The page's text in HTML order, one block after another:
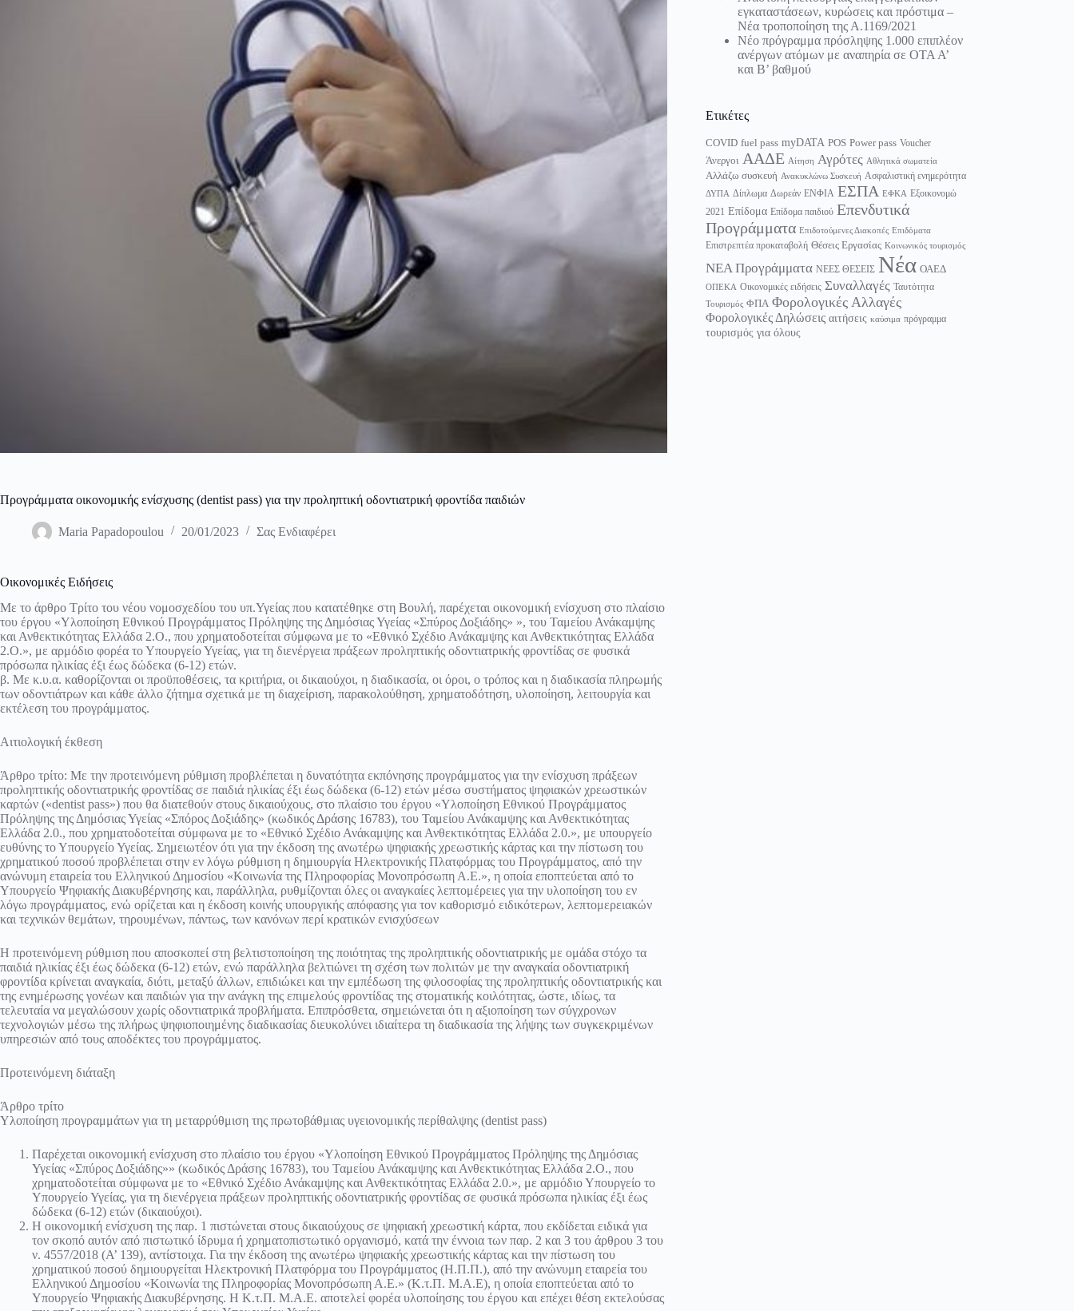
Προγράμματα οικονομικής ενίσχυσης (dentist pass) για την προληπτική οδοντιατρική φροντίδα παιδιών
Maria Papadopoulou 20/01/2023 Σας Ενδιαφέρει
Οικονομικές Ειδήσεις
Με το άρθρο Τρίτο του νέου νομοσχεδίου του υπ.Υγείας που κατατέθηκε στη Βουλή, παρέχεται οικονομική ενίσχυση στο πλαίσιο
του έργου «Υλοποίηση Εθνικού Προγράμματος Πρόληψης της Δημόσιας Υγείας «Σπύρος Δοξιάδης» », του Ταμείου Ανάκαμψης
και Ανθεκτικότητας Ελλάδα 2.Ο., που χρηματοδοτείται σύμφωνα με το «Εθνικό Σχέδιο Ανάκαμψης και Ανθεκτικότητας Ελλάδα
2.Ο.», με αρμόδιο φορέα το Υπουργείο Υγείας, για τη διενέργεια πράξεων προληπτικής οδοντιατρικής φροντίδας σε φυσικά
πρόσωπα ηλικίας έξι έως δώδεκα (6-12) ετών.
β. Με κ.υ.α. καθορίζονται οι προϋποθέσεις, τα κριτήρια, οι δικαιούχοι, η διαδικασία, οι όροι, ο τρόπος και η διαδικασία πληρωμής
των οδοντιάτρων και κάθε άλλο ζήτημα σχετικά με τη διαχείριση, παρακολούθηση, χρηματοδότηση, υλοποίηση, λειτουργία και
εκτέλεση του προγράμματος.
Αιτιολογική έκθεση
Άρθρο τρίτο: Με την προτεινόμενη ρύθμιση προβλέπεται η δυνατότητα εκπόνησης προγράμματος για την ενίσχυση πράξεων
προληπτικής οδοντιατρικής φροντίδας σε παιδιά ηλικίας έξι έως δώδεκα (6-12) ετών μέσω συστήματος ψηφιακών χρεωστικών
καρτών («dentist pass») που θα διατεθούν στους δικαιούχους, στο πλαίσιο του έργου «Υλοποίηση Εθνικού Προγράμματος
Πρόληψης της Δημόσιας Υγείας «Σπόρος Δοξιάδης» (κωδικός Δράσης 16783), του Ταμείου Ανάκαμψης και Ανθεκτικότητας
Ελλάδα 2.0., που χρηματοδοτείται σύμφωνα με το «Εθνικό Σχέδιο Ανάκαμψης και Ανθεκτικότητας Ελλάδα 2.0.», με υπουργείο
ευθύνης το Υπουργείο Υγείας. Σημειωτέον ότι για την έκδοση της ανωτέρω ψηφιακής χρεωστικής κάρτας και την πίστωση του
χρηματικού ποσού προβλέπεται στην εν λόγω ρύθμιση η δημιουργία Ηλεκτρονικής Πλατφόρμας του Προγράμματος, από την
ανώνυμη εταιρεία του Ελληνικού Δημοσίου «Κοινωνία της Πληροφορίας Μονοπρόσωπη Α.Ε.», η οποία εποπτεύεται από το
Υπουργείο Ψηφιακής Διακυβέρνησης και, παράλληλα, ρυθμίζονται όλες οι αναγκαίες λεπτομέρειες για την υλοποίηση του εν
λόγω προγράμματος, ενώ ορίζεται και η έκδοση κοινής υπουργικής απόφασης για τον καθορισμό ειδικότερων, λεπτομερειακών
και τεχνικών θεμάτων, τηρουμένων, πάντως, των κανόνων περί κρατικών ενισχύσεων
Η προτεινόμενη ρύθμιση που αποσκοπεί στη βελτιστοποίηση της ποιότητας της προληπτικής οδοντιατρικής με ομάδα στόχο τα
παιδιά ηλικίας έξι έως δώδεκα (6-12) ετών, ενώ παράλληλα βελτιώνει τη σχέση των πολιτών με την αναγκαία οδοντιατρική
φροντίδα κρίνεται αναγκαία, διότι, μεταξύ άλλων, επιδιώκει και την εμπέδωση της φιλοσοφίας της προληπτικής οδοντιατρικής και
της ενημέρωσης γονέων και παιδιών για την ανάγκη της επιμελούς φροντίδας της στοματικής κοιλότητας, ώστε, ιδίως, τα
τελευταία να μεγαλώσουν χωρίς οδοντιατρικά προβλήματα. Επιπρόσθετα, σημειώνεται ότι η αξιοποίηση των σύγχρονων
τεχνολογιών μέσω της πλήρως ψηφιοποιημένης διαδικασίας διευκολύνει ιδιαίτερα τη διαδικασία της λήψης των συγκεκριμένων
υπηρεσιών από τους αποδέκτες του προγράμματος.
Προτεινόμενη διάταξη
Άρθρο τρίτο
Υλοποίηση προγραμμάτων για τη μεταρρύθμιση της πρωτοβάθμιας υγειονομικής περίθαλψης (dentist pass)
Παρέχεται οικονομική ενίσχυση στο πλαίσιο του έργου «Υλοποίηση Εθνικού Προγράμματος Πρόληψης της Δημόσιας
Υγείας «Σπύρος Δοξιάδης»» (κωδικός Δράσης 16783), του Ταμείου Ανάκαμψης και Ανθεκτικότητας Ελλάδα 2.Ο., που
χρηματοδοτείται σύμφωνα με το «Εθνικό Σχέδιο Ανάκαμψης και Ανθεκτικότητας Ελλάδα 2.0.», με αρμόδιο Υπουργείο το
Υπουργείο Υγείας, για τη διενέργεια πράξεων προληπτικής οδοντιατρικής φροντίδας σε φυσικά πρόσωπα ηλικίας έξι έως
δώδεκα (6-12) ετών (δικαιούχοι).
Η οικονομική ενίσχυση της παρ. 1 πιστώνεται στους δικαιούχους σε ψηφιακή χρεωστική κάρτα, που εκδίδεται ειδικά για
τον σκοπό αυτόν από πιστωτικό ίδρυμα ή χρηματοπιστωτικό οργανισμό, κατά την έννοια των παρ. 2 και 3 του άρθρου 3 του
ν. 4557/2018 (Α’ 139), αντίστοιχα. Για την έκδοση της ανωτέρω ψηφιακής χρεωστικής κάρτας και την πίστωση του
χρηματικού ποσού δημιουργείται Ηλεκτρονική Πλατφόρμα του Προγράμματος (Η.Π.Π.), από την ανώνυμη εταιρεία του
Ελληνικού Δημοσίου «Κοινωνία της Πληροφορίας Μονοπρόσωπη Α.Ε.» (Κ.τ.Π. Μ.Α.Ε), η οποία εποπτεύεται από το
Υπουργείο Ψηφιακής Διακυβέρνησης. Η Κ.τ.Π. Μ.Α.Ε. αποτελεί φορέα υλοποίησης του έργου και επέχει θέση εκτελούσας
εγκαταστάσεων, κυρώσεις και πρόστιμα –
Νέα τροποποίηση της Α.1169/2021
Νέο πρόγραμμα πρόσληψης 1.000 επιπλέον
ανέργων ατόμων με αναπηρία σε ΟΤΑ Α’
και Β’ βαθμού
Ετικέτες
COVID fuel pass myDATA POS Power pass Voucher
Άνεργοι ΑΑΔΕ Αίτηση Αγρότες Αθλητικά σωματεία
Αλλάζω συσκευή Ανακυκλώνω Συσκευή Ασφαλιστική ενημερότητα
ΔΥΠΑ Δίπλωμα Δωρεάν ΕΝΦΙΑ ΕΣΠΑ ΕΦΚΑ Εξοικονομώ
2021 Επίδομα Επίδομα παιδιού Επενδυτικά
Προγράμματα Επιδοτούμενες Διακοπές Επιδόματα
Επιστρεπτέα προκαταβολή Θέσεις Εργασίας Κοινωνικός τουρισμός
ΝΕΑ Προγράμματα ΝΕΕΣ ΘΕΣΕΙΣ Νέα ΟΑΕΔ
ΟΠΕΚΑ Οικονομικές ειδήσεις Συναλλαγές Ταυτότητα
Τουρισμός ΦΠΑ Φορολογικές Αλλαγές
Φορολογικές Δηλώσεις αιτήσεις καύσιμα πρόγραμμα
τουρισμός για όλους